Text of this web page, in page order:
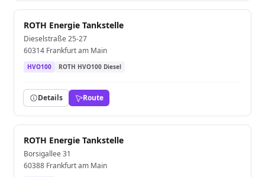
ROTH Energie Tankstelle
Dieselstraße 25-27
60314 Frankfurt am Main
HVO100 ROTH HVO100 Diesel
Details Route
ROTH Energie Tankstelle
Borsigallee 31
60388 Frankfurt am Main